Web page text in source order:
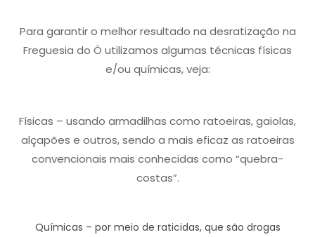
Para garantir o melhor resultado na desratização na
Freguesia do Ó utilizamos algumas técnicas físicas
e/ou químicas, veja:
Físicas – usando armadilhas como ratoeiras, gaiolas,
alçapões e outros, sendo a mais eficaz as ratoeiras
convencionais mais conhecidas como “quebra-
costas”.
Químicas – por meio de raticidas, que são drogas